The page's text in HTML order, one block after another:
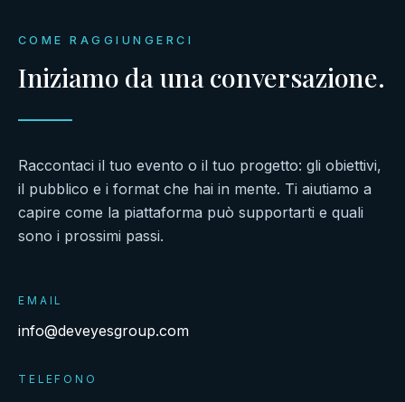
COME RAGGIUNGERCI
Iniziamo da una conversazione.
Raccontaci il tuo evento o il tuo progetto: gli obiettivi,
il pubblico e i format che hai in mente. Ti aiutiamo a
capire come la piattaforma può supportarti e quali
sono i prossimi passi.
EMAIL
info@deveyesgroup.com
TELEFONO